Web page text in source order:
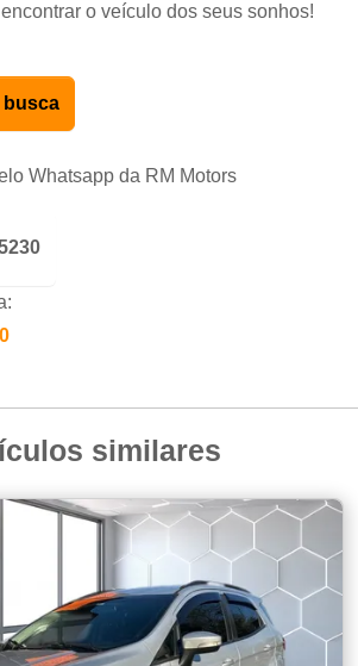
o veículo dos seus sonhos!
busca
Whatsapp da RM Motors
similares